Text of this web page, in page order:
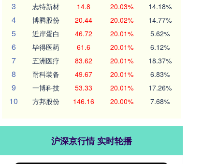
3 志特新材 14.8 20.03% 14.18%
4 博腾股份 20.44 20.02% 14.77%
5 近岸蛋白 46.72 20.01% 5.62%
6 毕得医药 61.6 20.01% 6.12%
7 五洲医疗 83.62 20.01% 18.37%
8 耐科装备 49.67 20.01% 6.83%
9 一博科技 53.33 20.01% 17.26%
10 方邦股份 146.16 20.00% 7.68%
沪深京行情 实时轮播